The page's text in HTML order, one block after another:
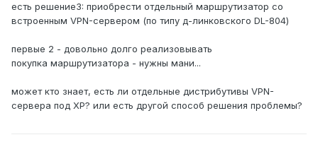
есть решение3: приобрести отдельный маршрутизатор со
встроенным VPN-сервером (по типу д-линковского DL-804)
первые 2 - довольно долго реализовывать
покупка маршрутизатора - нужны мани...
может кто знает, есть ли отдельные дистрибутивы VPN-
сервера под ХР? или есть другой способ решения проблемы?